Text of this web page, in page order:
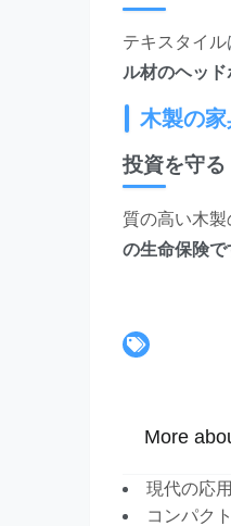
テキスタイル
ル材のヘッド
木製の
投資を守る
質の高い木製
の生命保険で
More
現代の応
コンパク